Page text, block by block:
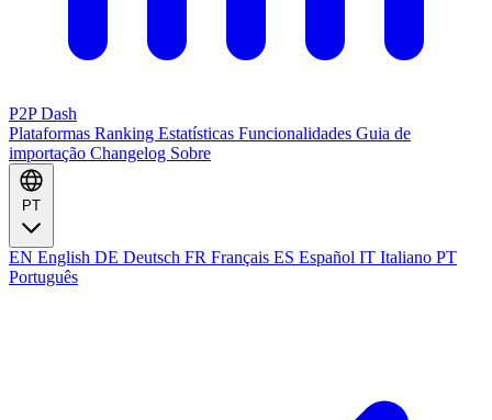
P2P Dash
Plataformas Ranking Estatísticas Funcionalidades Guia de
importação Changelog Sobre
PT
EN English DE Deutsch FR Français ES Español IT Italiano PT
Português